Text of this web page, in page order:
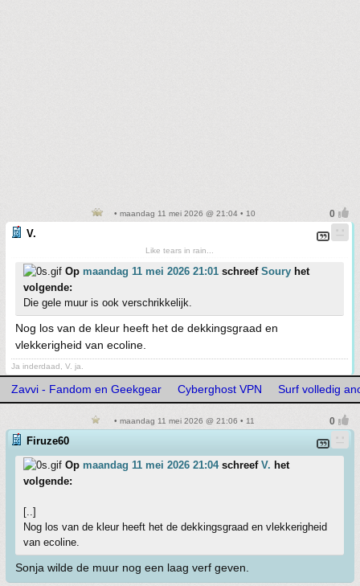
• maandag 11 mei 2026 @ 21:04 • 10
V.
Like tears in rain...
Op maandag 11 mei 2026 21:01 schreef Soury het
volgende:
Die gele muur is ook verschrikkelijk.
Nog los van de kleur heeft het de dekkingsgraad en
vlekkerigheid van ecoline.
Ja inderdaad, V. ja.
Zavvi - Fandom en Geekgear Cyberghost VPN Surf volledig
• maandag 11 mei 2026 @ 21:06 • 11
Firuze60
Op maandag 11 mei 2026 21:04schreef V. het
volgende:
[..]
Nog los van de kleur heeft het de dekkingsgraad en vlekkerigheid
van ecoline.
Sonja wilde de muur nog een laag verf geven.